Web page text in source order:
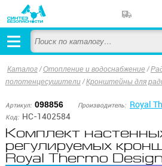
Каталог/Отопление и водоснабжение /
полотенцесушители /Кронштейны для
Артикул: 098856 Производитель: Royal
Код: НС-1402584
Комплект
регулируемых
Royal Thermo